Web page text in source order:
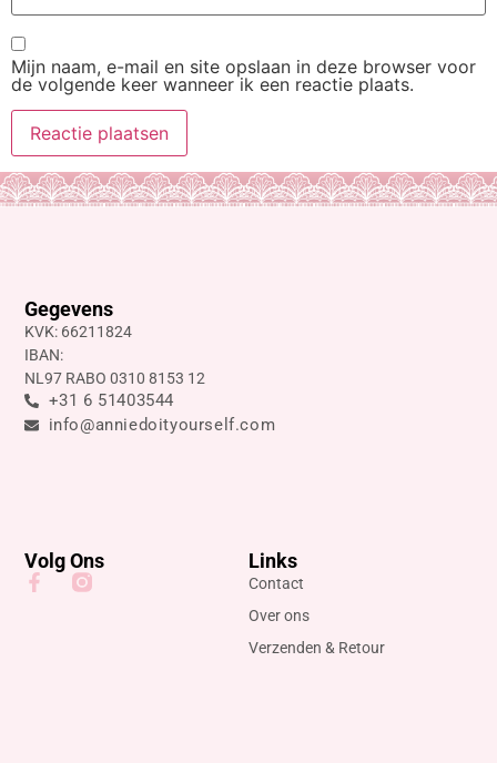
Mijn naam, e-mail en site opslaan in deze browser voor
de volgende keer wanneer ik een reactie plaats.
Links
Contact
Over ons
Verzenden & Retour
Gegevens
KVK: 66211824
IBAN:
NL97 RABO 0310 8153 12
+31 6 51403544
info@anniedoityourself.com
Volg Ons